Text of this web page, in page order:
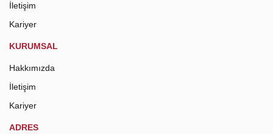
İletişim
Kariyer
KURUMSAL
Hakkımızda
İletişim
Kariyer
ADRES